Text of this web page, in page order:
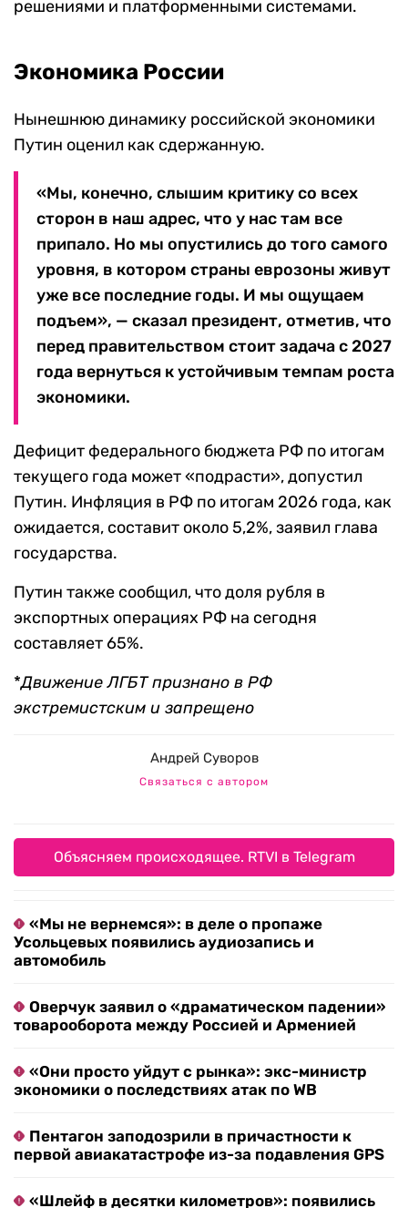
решениями и платформенными системами.
Экономика России
Нынешнюю динамику российской экономики
Путин оценил как сдержанную.
«Мы, конечно, слышим критику со всех
сторон в наш адрес, что у нас там все
припало. Но мы опустились до того самого
уровня, в котором страны еврозоны живут
уже все последние годы. И мы ощущаем
подъем», — сказал президент, отметив, что
перед правительством стоит задача с 2027
года вернуться к устойчивым темпам роста
экономики.
Дефицит федерального бюджета РФ по итогам
текущего года может «подрасти», допустил
Путин. Инфляция в РФ по итогам 2026 года, как
ожидается, составит около 5,2%, заявил глава
государства.
Путин также сообщил, что доля рубля в
экспортных операциях РФ на сегодня
составляет 65%.
*Движение ЛГБТ признано в РФ
экстремистским и запрещено
Андрей Суворов
Связаться с автором
Объясняем происходящее. RTVI в Telegram
«Мы не вернемся»: в деле о пропаже
Усольцевых появились аудиозапись и
автомобиль
Оверчук заявил о «драматическом падении»
товарооборота между Россией и Арменией
«Они просто уйдут с рынка»: экс-министр
экономики о последствиях атак по WB
Пентагон заподозрили в причастности к
первой авиакатастрофе из-за подавления GPS
«Шлейф в десятки километров»: появились